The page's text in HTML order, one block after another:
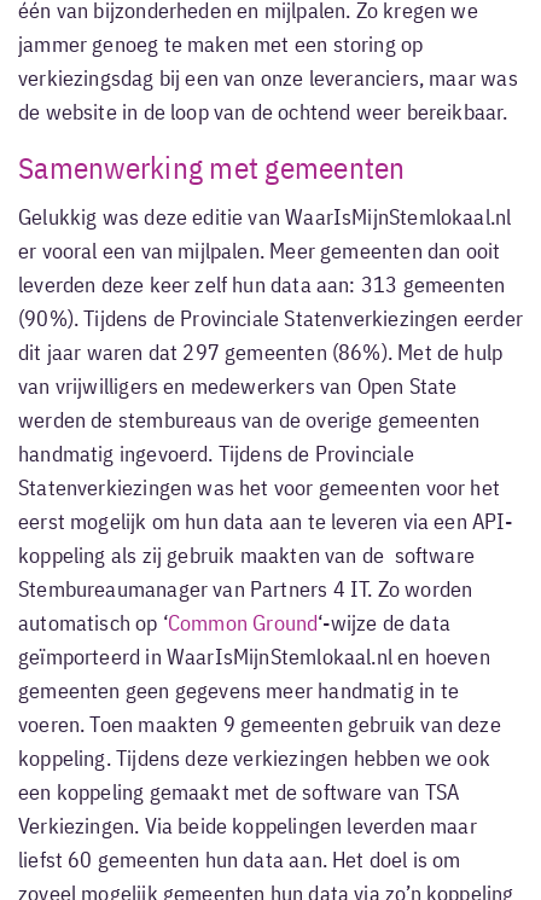
één van bijzonderheden en mijlpalen. Zo kregen we
jammer genoeg te maken met een storing op
verkiezingsdag bij een van onze leveranciers, maar was
de website in de loop van de ochtend weer bereikbaar.
Samenwerking met gemeenten
Gelukkig was deze editie van WaarIsMijnStemlokaal.nl
er vooral een van mijlpalen. Meer gemeenten dan ooit
leverden deze keer zelf hun data aan: 313 gemeenten
(90%). Tijdens de Provinciale Statenverkiezingen eerder
dit jaar waren dat 297 gemeenten (86%). Met de hulp
van vrijwilligers en medewerkers van Open State
werden de stembureaus van de overige gemeenten
handmatig ingevoerd. Tijdens de Provinciale
Statenverkiezingen was het voor gemeenten voor het
eerst mogelijk om hun data aan te leveren via een API-
koppeling als zij gebruik maakten van de software
Stembureaumanager van Partners 4 IT. Zo worden
automatisch op ‘Common Ground‘-wijze de data
geïmporteerd in WaarIsMijnStemlokaal.nl en hoeven
gemeenten geen gegevens meer handmatig in te
voeren. Toen maakten 9 gemeenten gebruik van deze
koppeling. Tijdens deze verkiezingen hebben we ook
een koppeling gemaakt met de software van TSA
Verkiezingen. Via beide koppelingen leverden maar
liefst 60 gemeenten hun data aan. Het doel is om
zoveel mogelijk gemeenten hun data via zo’n koppeling